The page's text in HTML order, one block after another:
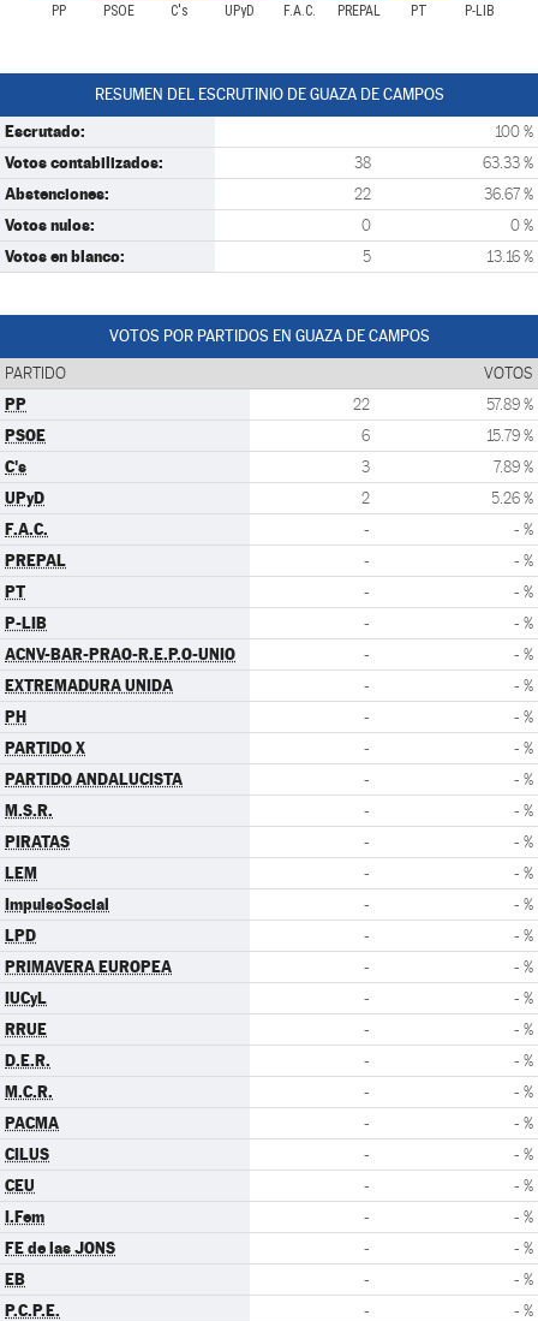
PP PSOE C's UPyD F.A.C. PREPAL PT P-LIB
RESUMEN DEL ESCRUTINIO DE GUAZA DE CAMPOS
Escrutado: 100 %
Votos contabilizados: 38 63.33 %
Abstenciones: 22 36.67 %
Votos nulos: 0 0 %
Votos en blanco: 5 13.16 %
VOTOS POR PARTIDOS EN GUAZA DE CAMPOS
PARTIDO VOTOS
PP 22 57.89 %
PSOE 6 15.79 %
C's 3 7.89 %
UPyD 2 5.26 %
F.A.C. - - %
PREPAL - - %
PT - - %
P-LIB - - %
ACNV-BAR-PRAO-R.E.P.O-UNIO - - %
EXTREMADURA UNIDA - - %
PH - - %
PARTIDO X - - %
PARTIDO ANDALUCISTA - - %
M.S.R. - - %
PIRATAS - - %
LEM - - %
ImpulsoSocial - - %
LPD - - %
PRIMAVERA EUROPEA - - %
IUCyL - - %
RRUE - - %
D.E.R. - - %
M.C.R. - - %
PACMA - - %
CILUS - - %
CEU - - %
I.Fem - - %
FE de las JONS - - %
EB - - %
P.C.P.E. - - %